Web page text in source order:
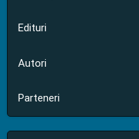
Edituri
Autori
Parteneri